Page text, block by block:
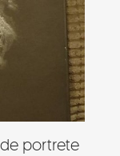
portrete